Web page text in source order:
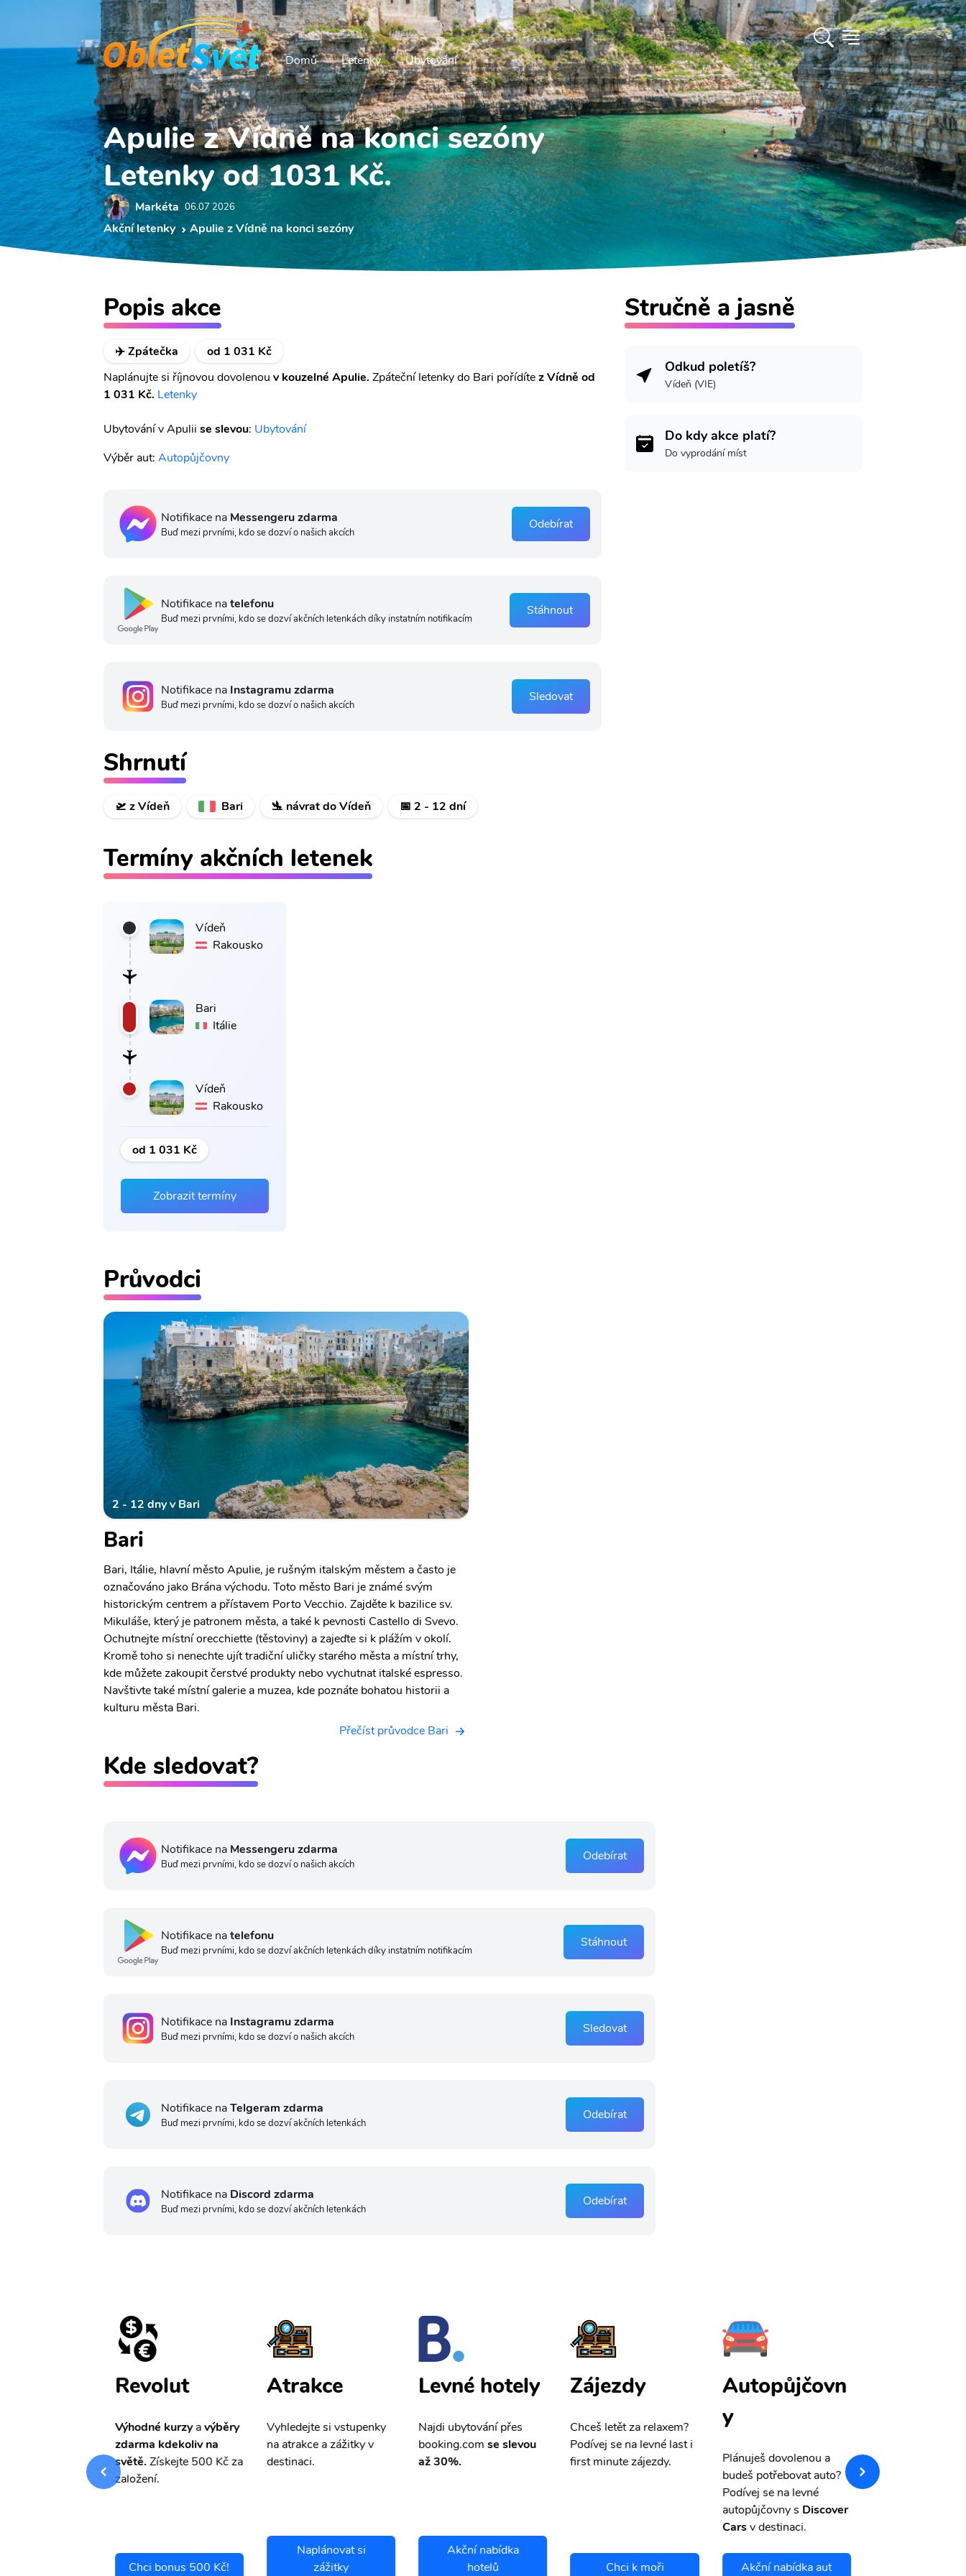
Domů Letenky Ubytování
Apulie z Vídně na konci sezóny
Letenky od 1031 Kč.
Markéta 06.07 2026
Akční letenky Apulie z Vídně na konci sezóny
Popis akce
✈️ Zpátečka
od 1 031 Kč
Naplánujte si říjnovou dovolenou v kouzelné Apulie. Zpáteční letenky do Bari pořídítez Vídně od
1 031 Kč. Letenky
Ubytování v Apulii se slevou: Ubytování
Výběr aut: Autopůjčovny
Notifikace na Messengeru zdarma
Buď mezi prvními, kdo se dozví o našich akcích
Odebírat
Notifikace natelefonu
Buď mezi prvními, kdo se dozví akčních letenkách díky instatním notifikacím
Stáhnout
Notifikace na Instagramu zdarma
Buď mezi prvními, kdo se dozví o našich akcích
Sledovat
Shrnutí
🛫 z Vídeň Bari 🛬 návrat do Vídeň 📅 2 - 12 dní
Stručně a jasně
Odkud poletíš?
Vídeň (VIE)
Do kdy akce platí?
Do vyprodání míst
Termíny akčních letenek
Vídeň
Rakousko
Bari
Itálie
Vídeň
Rakousko
od 1 031 Kč
Zobrazit termíny
Průvodci
2 - 12 dny v Bari
Bari
Bari, Itálie, hlavní město Apulie, je rušným italským městem a často je
označováno jako Brána východu. Toto město Bari je známé svým
historickým centrem a přístavem Porto Vecchio. Zajděte k bazilice sv.
Mikuláše, který je patronem města, a také k pevnosti Castello di Svevo.
Ochutnejte místní orecchiette (těstoviny) a zajeďte si k plážím v okolí.
Kromě toho si nenechte ujít tradiční uličky starého města a místní trhy,
kde můžete zakoupit čerstvé produkty nebo vychutnat italské espresso.
Navštivte také místní galerie a muzea, kde poznáte bohatou historii a
kulturu města Bari.
Přečíst průvodce Bari
Kde sledovat?
Notifikace na Messengeru zdarma
Buď mezi prvními, kdo se dozví o našich akcích
Odebírat
Notifikace natelefonu
Buď mezi prvními, kdo se dozví akčních letenkách díky instatním notifikacím
Stáhnout
Notifikace na Instagramu zdarma
Buď mezi prvními, kdo se dozví o našich akcích
Sledovat
Notifikace naTelgeram zdarma
Buď mezi prvními, kdo se dozví akčních letenkách
Odebírat
Notifikace na Discord zdarma
Buď mezi prvními, kdo se dozví akčních letenkách
Odebírat
Revolut
Výhodné kurzyavýběry
zdarma kdekoliv na
světě.Získejte 500 Kč za
založení.
Chci bonus 500 Kč!
Atrakce
Vyhledejte si vstupenky
na atrakce a zážitky v
destinaci.
Naplánovat si
zážitky
Levné hotely
Najdi ubytování přes
booking.comse slevou
až 30%.
Akční nabídka
hotelů
Zájezdy
Chceš letět za relaxem?
Podívej se na levné last i
first minute zájezdy.
Chci k moři
Autopůjčovn
y
Plánuješ dovolenou a
budeš potřebovat auto?
Podívej se na levné
autopůjčovny s Discover
Carsv destinaci.
Akční nabídka aut
pojištění a
storno.